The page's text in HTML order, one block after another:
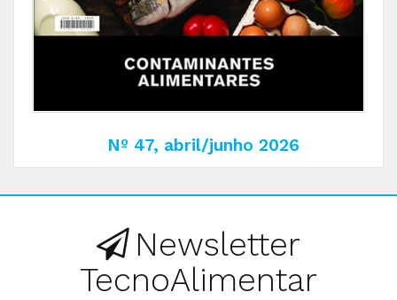
Nº 47, abril/junho 2026
Newsletter
TecnoAlimentar